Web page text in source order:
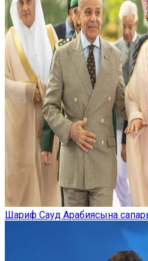
Шариф Сауд Арабиясына